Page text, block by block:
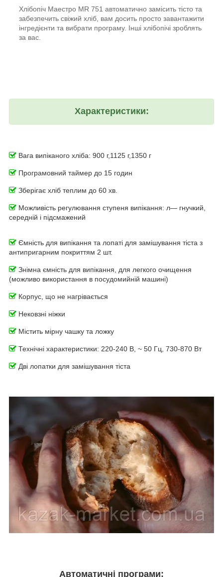
Хлібопіч Маестро MR 751 автоматично замісить тісто та
забезпечить свіжий хліб, вам досить просто завантажити
інгредієнти та вибрати програму. Інші хлібопічі зроблять
за вас.
Характеристики:
Вага випіканого хліба: 900 г,1125 г,1350 г
Програмовний таймер до 15 годин
Зберігає хліб теплим до 60 хв.
Можливість регулювання ступеня випікання: л— гнучкий,
середній і підсмажений
Ємність для випікання та лопаті для замішування тіста з
антипригарним покриттям 2 шт.
Знімна ємність для випікання, для легкого очищення
(можливо використання в посудомийній машині)
Корпус, що не нагрівається
Нековзні ніжки
Містить мірну чашку та ложку
Технічні характеристики: 220-240 В, ~ 50 Гц, 730-870 Вт
Дві лопатки для замішування тіста
Автоматичні програми: